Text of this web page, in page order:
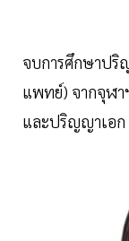
จบการศึกษาปริ
แพทย์) จากจุฬา
และปริญญาเอก